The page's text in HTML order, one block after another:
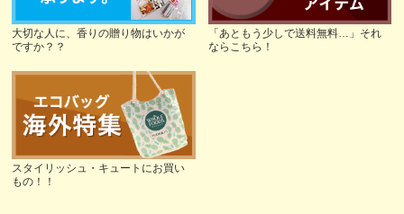
大切な人に、香りの贈り物はいかが
ですか？？
「あともう少しで送料無料…」それ
ならこちら！
スタイリッシュ・キュートにお買い
もの！！